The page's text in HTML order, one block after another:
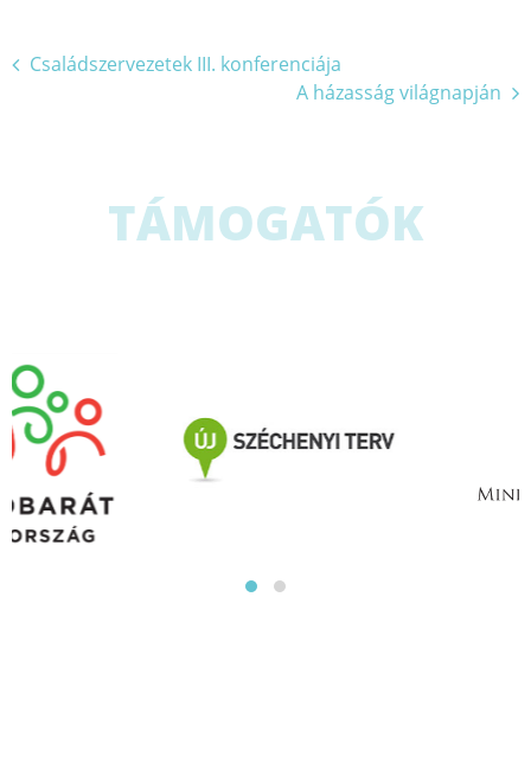
Bejegyzés
Családszervezetek III. konferenciája
A házasság világnapján
TÁMOGATÓK